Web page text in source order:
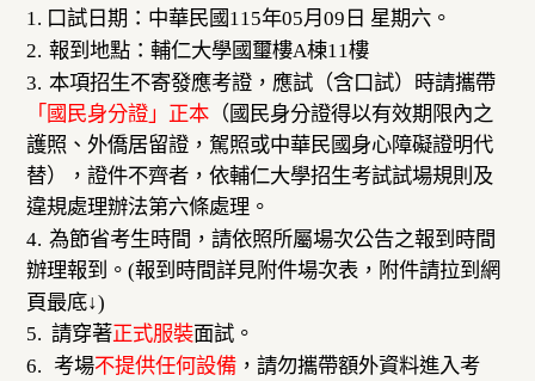
1. 口試日期：中華民國115年05月09 日 星期六。
2. 報到地點：輔仁大學國璽樓A棟11樓
3. 本項招生不寄發應考證，應試（含口試）時請攜帶
「國民身分證」正本 （國民身分證得以有效期限內之
護照、外僑居留證，駕照或中華民國身心障礙證明代
替），證件不齊者，依輔仁大學招生考試試場規則及
違規處理辦法第六條處理。
4. 為節省考生時間，請依照所屬場次公告之報到時間
辦理報到。(報到時間詳見附件場次表，附件請拉到網
頁最底↓)
5. 請穿著正式服裝面試。
6.
考場不提供任何設備 ，請勿攜帶額外資料進入考